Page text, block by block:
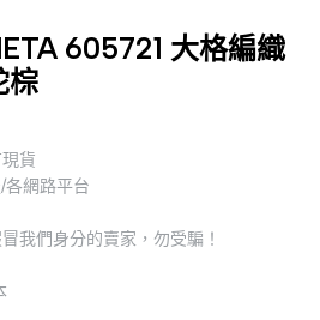
605721 大格編織
棕
貨
網路平台
我們身分的賣家，勿受騙！